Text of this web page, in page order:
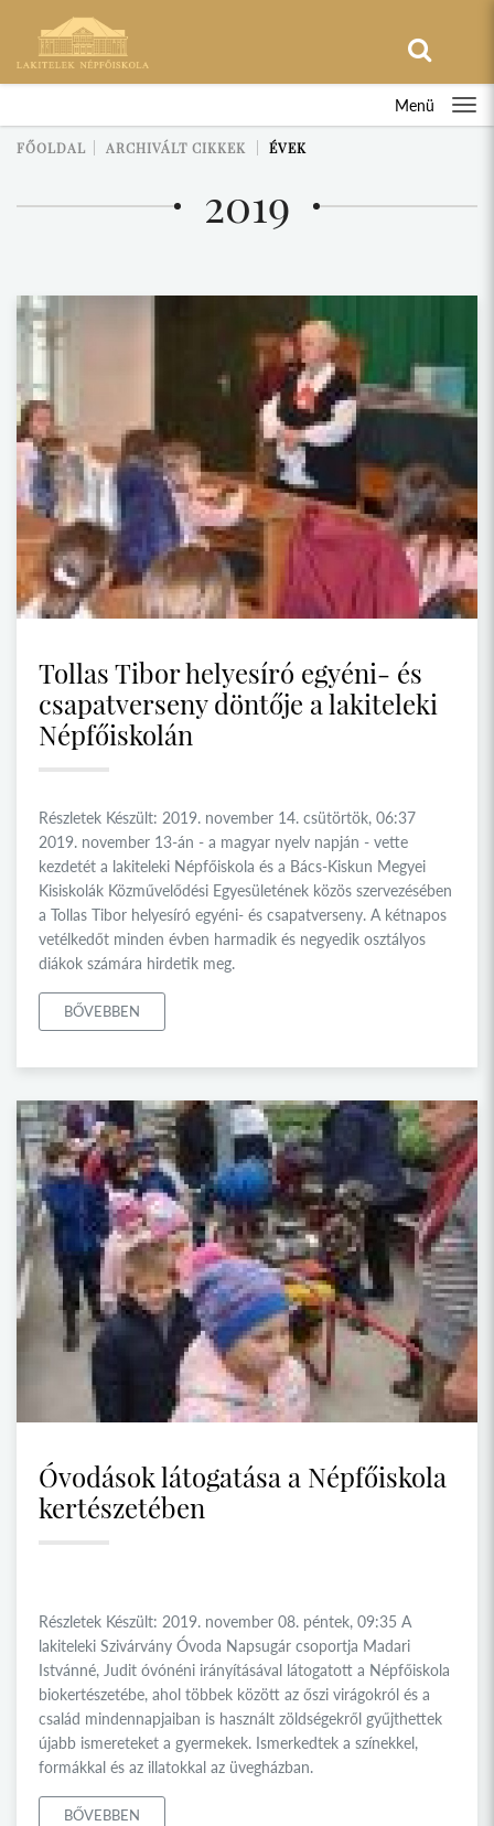
Menü
FŐOLDAL ARCHIVÁLT CIKKEK ÉVEK
2019
Tollas Tibor helyesíró egyéni- és
csapatverseny döntője a lakiteleki
Népfőiskolán
Részletek Készült: 2019. november 14. csütörtök, 06:37
2019. november 13-án - a magyar nyelv napján - vette
kezdetét a lakiteleki Népfőiskola és a Bács-Kiskun Megyei
Kisiskolák Közművelődési Egyesületének közös szervezésében
a Tollas Tibor helyesíró egyéni- és csapatverseny. A kétnapos
vetélkedőt minden évben harmadik és negyedik osztályos
diákok számára hirdetik meg.
BŐVEBBEN
Óvodások látogatása a Népfőiskola
kertészetében
Részletek Készült: 2019. november 08. péntek, 09:35 A
lakiteleki Szivárvány Óvoda Napsugár csoportja Madari
Istvánné, Judit óvónéni irányításával látogatott a Népfőiskola
biokertészetébe, ahol többek között az őszi virágokról és a
család mindennapjaiban is használt zöldségekről gyűjthettek
újabb ismereteket a gyermekek. Ismerkedtek a színekkel,
formákkal és az illatokkal az üvegházban.
BŐVEBBEN